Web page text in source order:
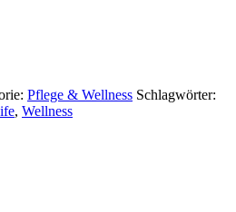
Pflege & Wellness Schlagwörter:
, Wellness